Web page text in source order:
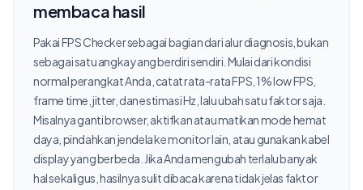
membaca hasil
Pakai FPS Checker sebagai bagian dari alur diagnosis, bukan
sebagai satu angka yang berdiri sendiri. Mulai dari kondisi
normal perangkat Anda, catat rata-rata FPS, 1% low FPS,
frame time, jitter, dan estimasi Hz, lalu ubah satu faktor saja.
Misalnya ganti browser, aktifkan atau matikan mode hemat
daya, pindahkan jendela ke monitor lain, atau gunakan kabel
display yang berbeda. Jika Anda mengubah terlalu banyak
hal sekaligus, hasilnya sulit dibaca karena tidak jelas faktor